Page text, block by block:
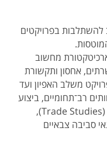
להשתלבות בפרויקטים
מחשוב
אחסון ותקשורת
משלב האפיון ועד
רב־תחומיים, ביצוע
ניתוחים והשוואות בין חלופות טכנולוגיות (Trade Studies),
סביבה צבאיים